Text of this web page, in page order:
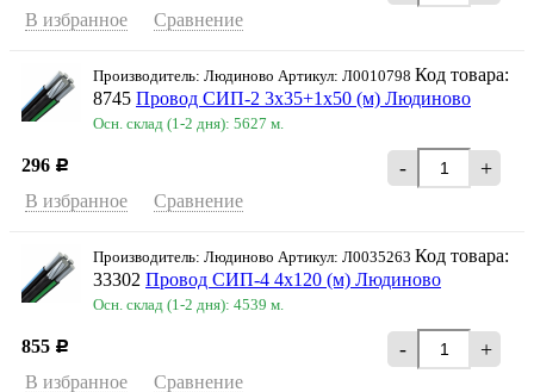
В избранное Сравнение
Производитель: Людиново Артикул: Л0010798 Код товара:
8745 Провод СИП-2 3х35+1х50 (м) Людиново
Осн. склад (1-2 дня): 5627 м.
296 Р - +
В избранное Сравнение
Производитель: Людиново Артикул: Л0035263 Код товара:
33302 Провод СИП-4 4х120 (м) Людиново
Осн. склад (1-2 дня): 4539 м.
855 Р - +
В избранное Сравнение